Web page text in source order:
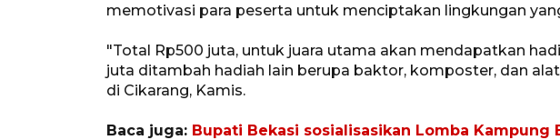
memotivasi para peserta untuk menciptakan lingkungan
"Total Rp500 juta, untuk juara utama akan mendapatkan
juta ditambah hadiah lain berupa baktor, komposter, dan
di Cikarang, Kamis.
Baca juga: Bupati Bekasi sosialisasikan Lomba Kampung